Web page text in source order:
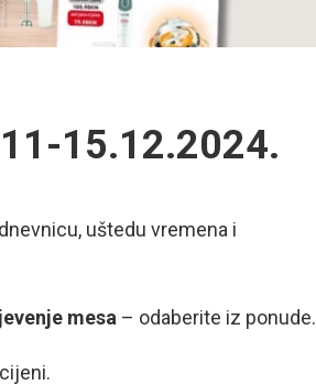
15.12.2024.
uštedu vremena i
mesa – odaberite iz ponude.